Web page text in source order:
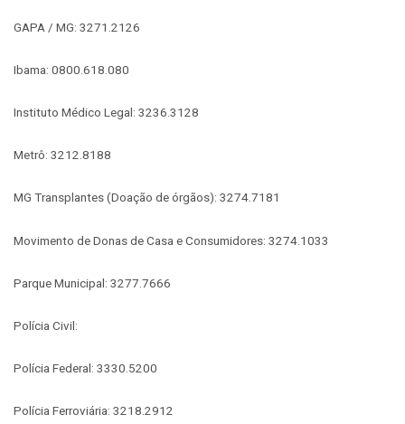
GAPA / MG: 3271.2126
Ibama: 0800.618.080
Instituto Médico Legal: 3236.3128
Metrô: 3212.8188
MG Transplantes (Doação de órgãos): 3274.7181
Movimento de Donas de Casa e Consumidores: 3274.1033
Parque Municipal: 3277.7666
Polícia Civil:
Polícia Federal: 3330.5200
Polícia Ferroviária: 3218.2912